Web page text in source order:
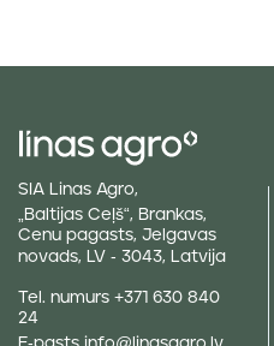
SIA Linas Agro,
„Baltijas Ceļš“, Brankas,
Cenu pagasts, Jelgavas
novads, LV - 3043, Latvija
Tel. numurs +371 630 840
24